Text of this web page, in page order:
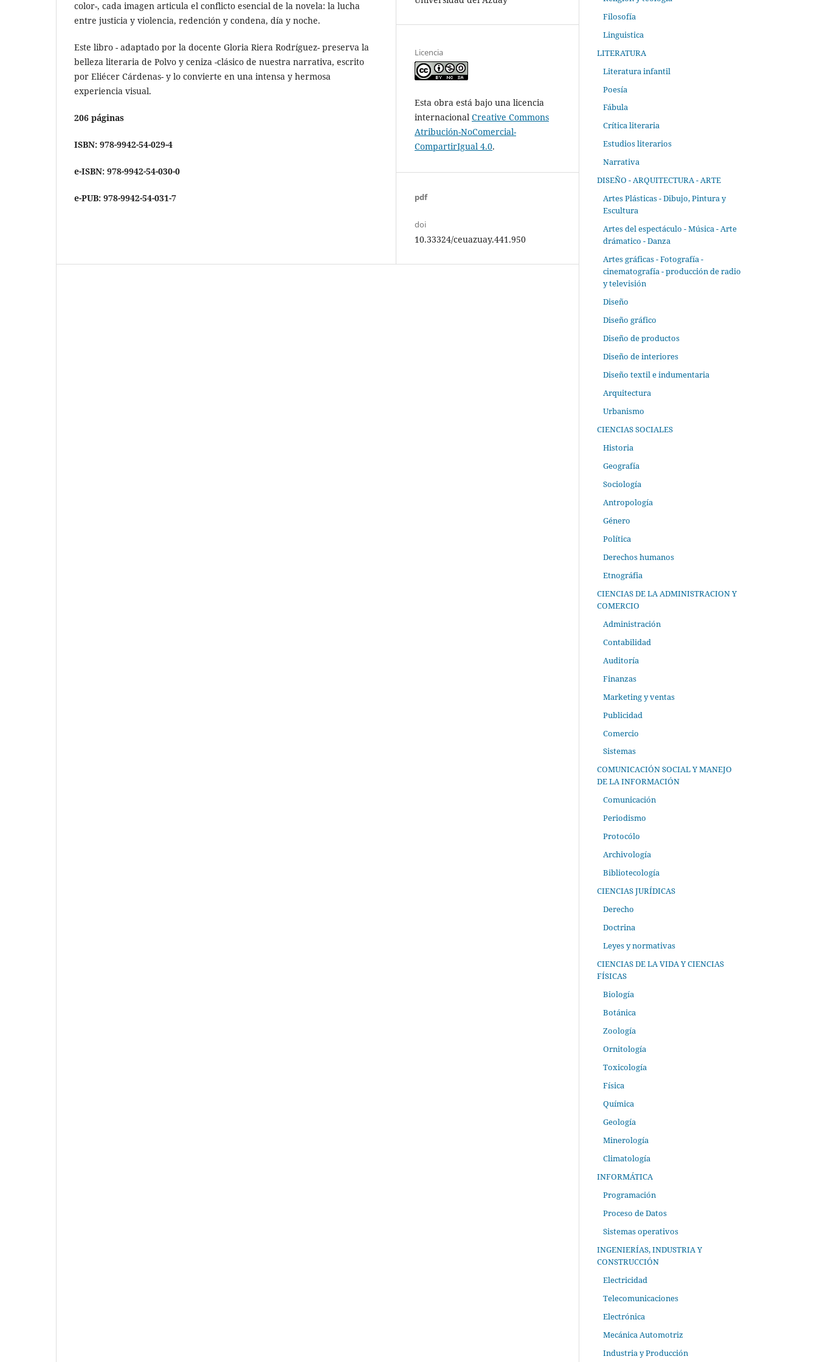
color-, cada imagen articula el conflicto esencial de la novela: la lucha
entre justicia y violencia, redención y condena, día y noche.
Este libro - adaptado por la docente Gloria Riera Rodríguez- preserva la
belleza literaria de Polvo y ceniza -clásico de nuestra narrativa, escrito
por Eliécer Cárdenas- y lo convierte en una intensa y hermosa
experiencia visual.
206 páginas
ISBN: 978-9942-54-029-4
e-ISBN: 978-9942-54-030-0
e-PUB: 978-9942-54-031-7
Licencia
Esta obra está bajo una licencia
internacional Creative Commons
Atribución-NoComercial-
CompartirIgual 4.0.
pdf
doi
10.33324/ceuazuay.441.950
Filosofía
Linguistica
LITERATURA
Literatura infantil
Poesía
Fábula
Crítica literaria
Estudios literarios
Narrativa
DISEÑO - ARQUITECTURA - ARTE
Artes Plásticas - Dibujo, Pintura y
Escultura
Artes del espectáculo - Música - Arte
drámatico - Danza
Artes gráficas - Fotografía -
cinematografía - producción de radio
y televisión
Diseño
Diseño gráfico
Diseño de productos
Diseño de interiores
Diseño textil e indumentaria
Arquitectura
Urbanismo
CIENCIAS SOCIALES
Historia
Geografía
Sociología
Antropología
Género
Política
Derechos humanos
Etnográfia
CIENCIAS DE LA ADMINISTRACION Y
COMERCIO
Administración
Contabilidad
Auditoría
Finanzas
Marketing y ventas
Publicidad
Comercio
Sistemas
COMUNICACIÓN SOCIAL Y MANEJO
DE LA INFORMACIÓN
Comunicación
Periodismo
Protocólo
Archivología
Bibliotecología
CIENCIAS JURÍDICAS
Derecho
Doctrina
Leyes y normativas
CIENCIAS DE LA VIDA Y CIENCIAS
FÍSICAS
Biología
Botánica
Zoología
Ornitología
Toxicología
Física
Química
Geología
Minerología
Climatología
INFORMÁTICA
Programación
Proceso de Datos
Sistemas operativos
INGENIERÍAS, INDUSTRIA Y
CONSTRUCCIÓN
Electricidad
Telecomunicaciones
Electrónica
Mecánica Automotriz
Industria y Producción